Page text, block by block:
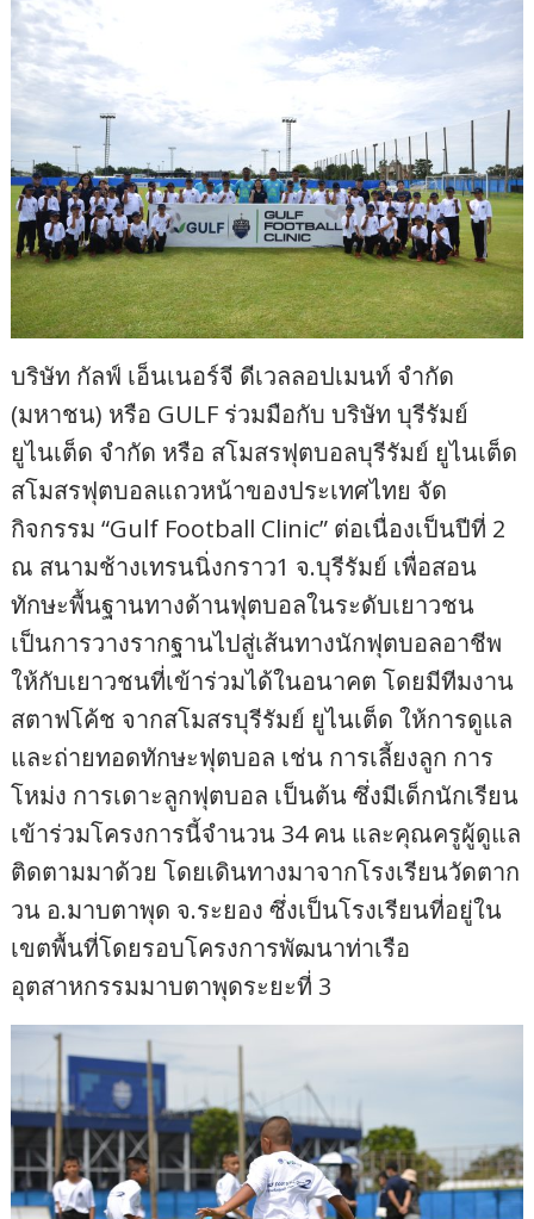
บริษัท กัลฟ์ เอ็นเนอร์จี ดีเวลลอปเมนท์ จำกัด
(มหาชน) หรือ GULF ร่วมมือกับ บริษัท บุรีรัมย์
ยูไนเต็ด จำกัด หรือ สโมสรฟุตบอลบุรีรัมย์ ยูไนเต็ด
สโมสรฟุตบอลแถวหน้าของประเทศไทย จัด
กิจกรรม “Gulf Football Clinic” ต่อเนื่องเป็นปีที่ 2
ณ สนามช้างเทรนนิ่งกราว1 จ.บุรีรัมย์ เพื่อสอน
ทักษะพื้นฐานทางด้านฟุตบอลในระดับเยาวชน
เป็นการวางรากฐานไปสู่เส้นทางนักฟุตบอลอาชีพ
ให้กับเยาวชนที่เข้าร่วมได้ในอนาคต โดยมีทีมงาน
สตาฟโค้ช จากสโมสรบุรีรัมย์ ยูไนเต็ด ให้การดูแล
และถ่ายทอดทักษะฟุตบอล เช่น การเลี้ยงลูก การ
โหม่ง การเดาะลูกฟุตบอล เป็นต้น ซึ่งมีเด็กนักเรียน
เข้าร่วมโครงการนี้จำนวน 34 คน และคุณครูผู้ดูแล
ติดตามมาด้วย โดยเดินทางมาจากโรงเรียนวัดตาก
วน อ.มาบตาพุด จ.ระยอง ซึ่งเป็นโรงเรียนที่อยู่ใน
เขตพื้นที่โดยรอบโครงการพัฒนาท่าเรือ
อุตสาหกรรมมาบตาพุดระยะที่ 3